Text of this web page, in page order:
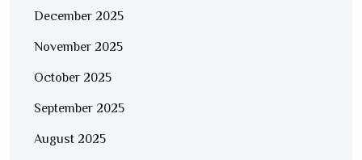
December 2025
November 2025
October 2025
September 2025
August 2025